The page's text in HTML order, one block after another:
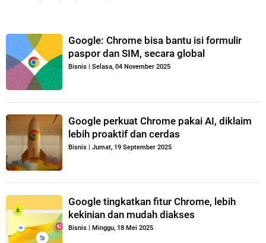
Google: Chrome bisa bantu isi formulir
paspor dan SIM, secara global
Bisnis | Selasa, 04 November 2025
Google perkuat Chrome pakai AI, diklaim
lebih proaktif dan cerdas
Bisnis | Jumat, 19 September 2025
Google tingkatkan fitur Chrome, lebih
kekinian dan mudah diakses
Bisnis | Minggu, 18 Mei 2025